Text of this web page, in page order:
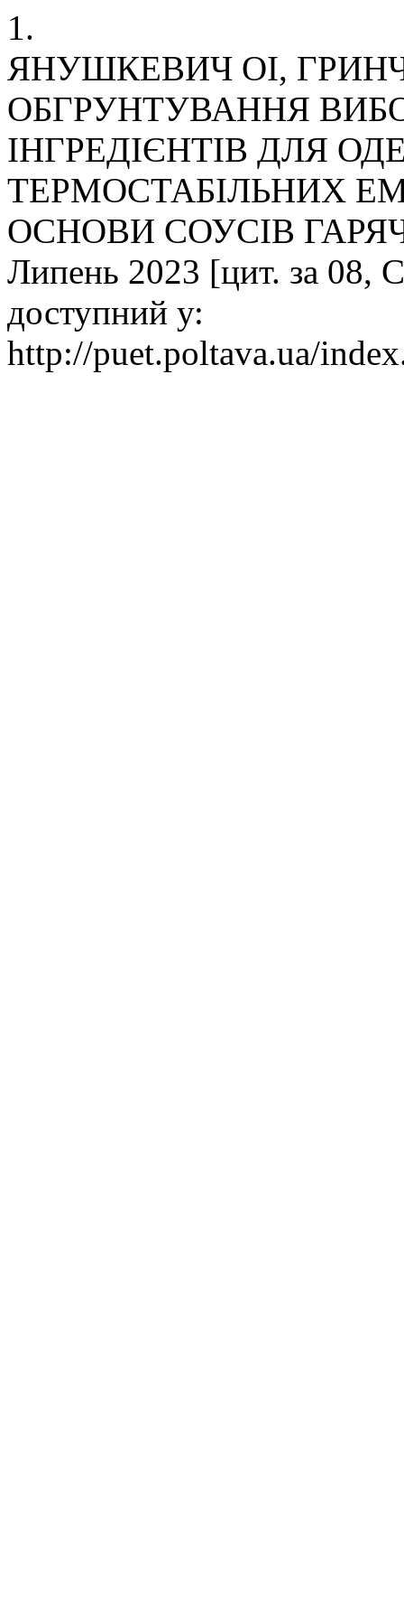
1.
ЯНУШКЕВИЧ ОІ,
ОБГРУНТУВАННЯ
ІНГРЕДІЄНТІВ ДЛЯ
ТЕРМОСТАБІЛЬНИХ
ОСНОВИ СОУСІВ
Липень 2023 [цит. за 08,
доступний у:
http://puet.poltava.ua/